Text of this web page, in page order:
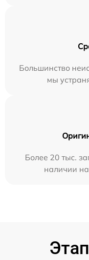
Большинство
мы
Более 20 тыс.
наличии